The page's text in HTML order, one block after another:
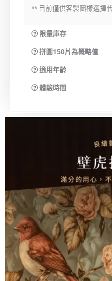
** 目前僅供客製圖樣選擇
限量庫存
拼圖150片為概略值
適用年齡
體驗時間